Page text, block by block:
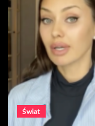
Świat